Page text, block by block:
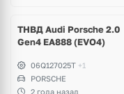
ТНВД Audi Porsche 2.0
Gen4 EA888 (EVO4)
06Q127025T +1
PORSCHE
2 года назад